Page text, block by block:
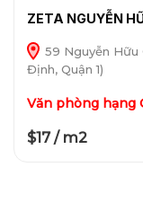
ZETA NGUYỄN
59 Nguyễn Hữu
Định, Quận 1)
Văn phòng hạng
$17 / m2